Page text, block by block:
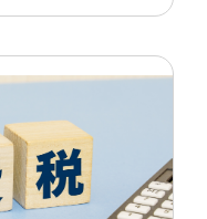
けでなく、劣化の
には、清掃の目的
する費用相場、失
を解説します。 よ